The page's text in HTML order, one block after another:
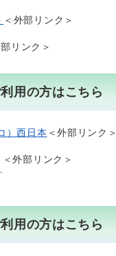
＜外部リンク＞
リンク＞
用の方はこちら
）西日本 ＜外部リンク＞
＜外部リンク＞
用の方はこちら